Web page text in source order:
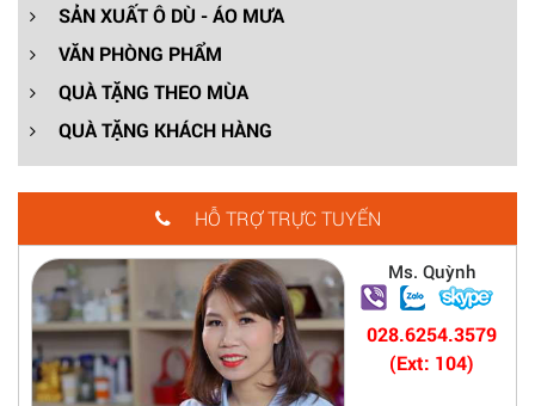
SẢN XUẤT Ô DÙ - ÁO MƯA
VĂN PHÒNG PHẨM
QUÀ TẶNG THEO MÙA
QUÀ TẶNG KHÁCH HÀNG
HỖ TRỢ TRỰC TUYẾN
Ms. Quỳnh
028.6254.3579
(Ext: 104)